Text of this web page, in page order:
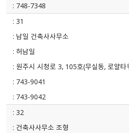
748-7348
31
남일 건축사사무소
허남일
원주시 시청로 3, 105호(무실동, 로얄타
743-9041
743-9042
32
건축사사무소 조형